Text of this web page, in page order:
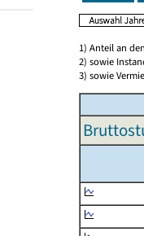
1) Anteil an
2) sowie
3) sowie